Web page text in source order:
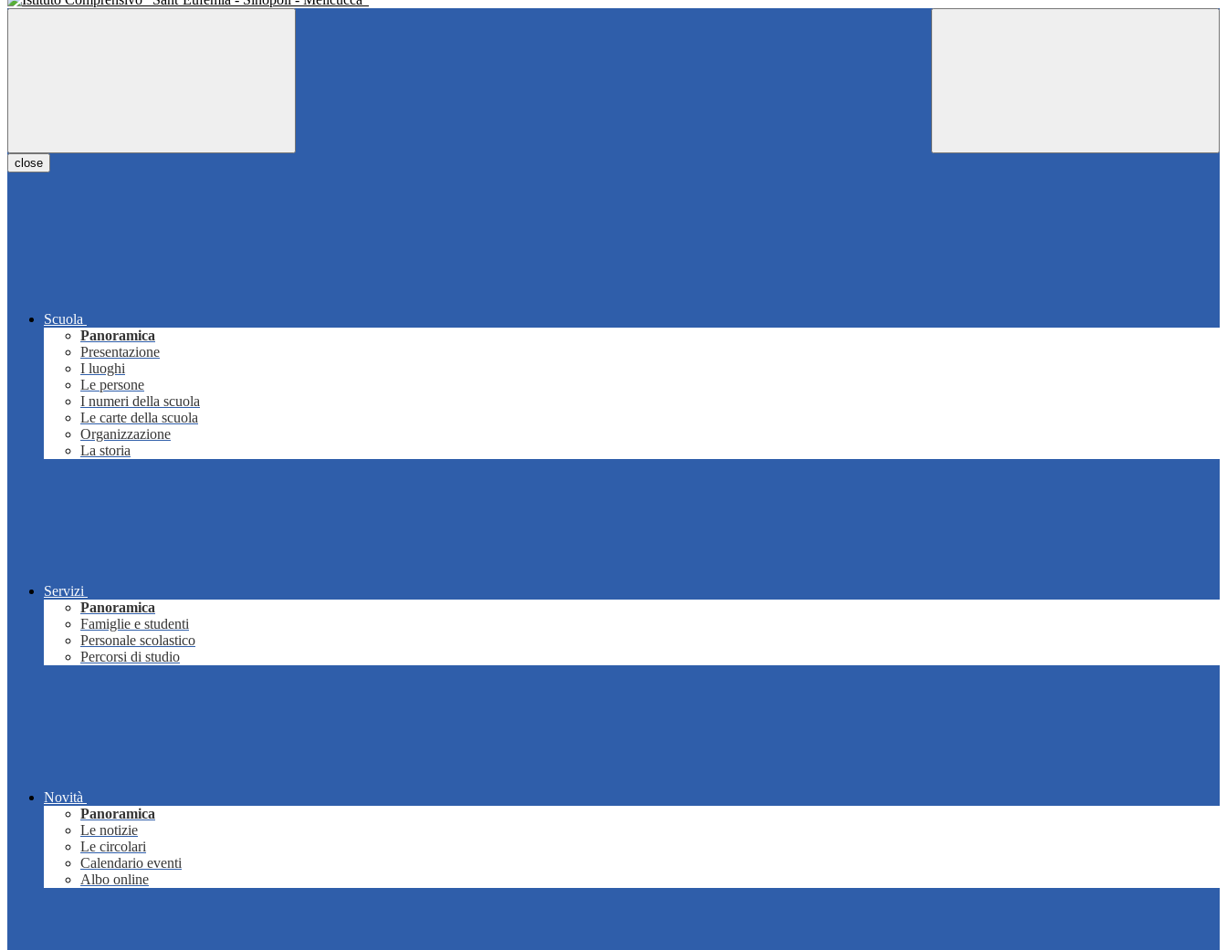
close
Scuola
Panoramica
Presentazione
I luoghi
Le persone
I numeri della scuola
Le carte della scuola
Organizzazione
La storia
Servizi
Panoramica
Famiglie e studenti
Personale scolastico
Percorsi di studio
Novità
Panoramica
Le notizie
Le circolari
Calendario eventi
Albo online